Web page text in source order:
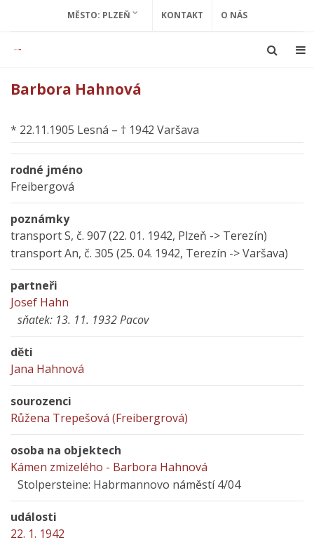
MĚSTO: PLZEŇ KONTAKT O NÁS
Barbora Hahnová
* 22.11.1905 Lesná – † 1942 Varšava
rodné jméno
Freibergová
poznámky
transport S, č. 907 (22. 01. 1942, Plzeň -> Terezín)
transport An, č. 305 (25. 04. 1942, Terezín -> Varšava)
partneři
Josef Hahn
sňatek: 13. 11. 1932 Pacov
děti
Jana Hahnová
sourozenci
Růžena Trepešová (Freibergrová)
osoba na objektech
Kámen zmizelého - Barbora Hahnová
Stolpersteine: Habrmannovo náměstí 4/04
události
22. 1. 1942